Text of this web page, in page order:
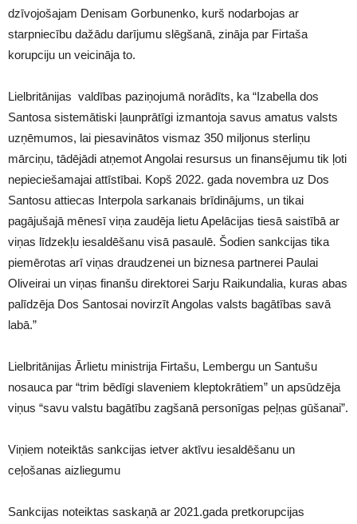
dzīvojošajam Denisam Gorbunenko, kurš nodarbojas ar
starpniecību dažādu darījumu slēgšanā, zināja par Firtaša
korupciju un veicināja to.
Lielbritānijas valdības paziņojumā norādīts, ka “Izabella dos
Santosa sistemātiski ļaunprātīgi izmantoja savus amatus valsts
uzņēmumos, lai piesavinātos vismaz 350 miljonus sterliņu
mārciņu, tādējādi atņemot Angolai resursus un finansējumu tik ļoti
nepieciešamajai attīstībai. Kopš 2022. gada novembra uz Dos
Santosu attiecas Interpola sarkanais brīdinājums, un tikai
pagājušajā mēnesī viņa zaudēja lietu Apelācijas tiesā saistībā ar
viņas līdzekļu iesaldēšanu visā pasaulē. Šodien sankcijas tika
piemērotas arī viņas draudzenei un biznesa partnerei Paulai
Oliveirai un viņas finanšu direktorei Sarju Raikundalia, kuras abas
palīdzēja Dos Santosai novirzīt Angolas valsts bagātības savā
labā.”
Lielbritānijas Ārlietu ministrija Firtašu, Lembergu un Santušu
nosauca par “trim bēdīgi slaveniem kleptokrātiem” un apsūdzēja
viņus “savu valstu bagātību zagšanā personīgas peļņas gūšanai”.
Viņiem noteiktās sankcijas ietver aktīvu iesaldēšanu un
ceļošanas aizliegumu
Sankcijas noteiktas saskaņā ar 2021.gada pretkorupcijas